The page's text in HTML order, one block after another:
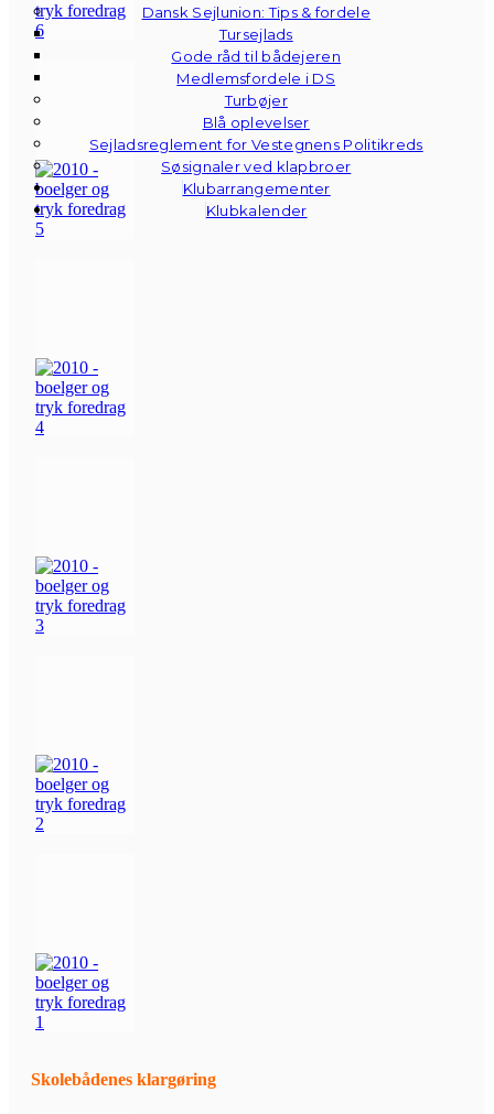
Dansk Sejlunion: Tips & fordele
Tursejlads
Gode råd til bådejeren
Medlemsfordele i DS
Turbøjer
Blå oplevelser
Sejladsreglement for Vestegnens Politikreds
Søsignaler ved klapbroer
Klubarrangementer
Klubkalender
Skolebådenes klargøring